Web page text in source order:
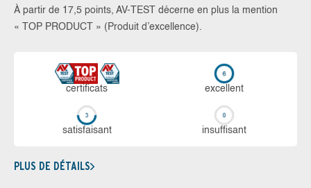
À partir de 17,5 points, AV-TEST décerne en plus la mention
« TOP PRODUCT » (Produit d’excellence).
certi­ficats ex­cellent
sa­tis­fai­sant in­suf­fi­sant
PLUS DE DÉTAILS